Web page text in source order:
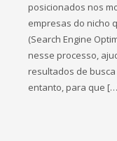
posicionados nos
empresas do nicho
(Search Engine
nesse processo,
resultados de
entanto, para que